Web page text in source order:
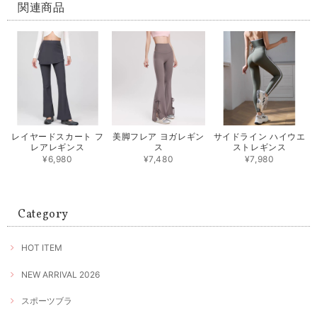
関連商品
レイヤードスカート フ
レアレギンス
¥6,980
美脚フレア ヨガレギン
ス
¥7,480
サイドライン ハイウエ
ストレギンス
¥7,980
Category
HOT ITEM
NEW ARRIVAL 2026
スポーツブラ